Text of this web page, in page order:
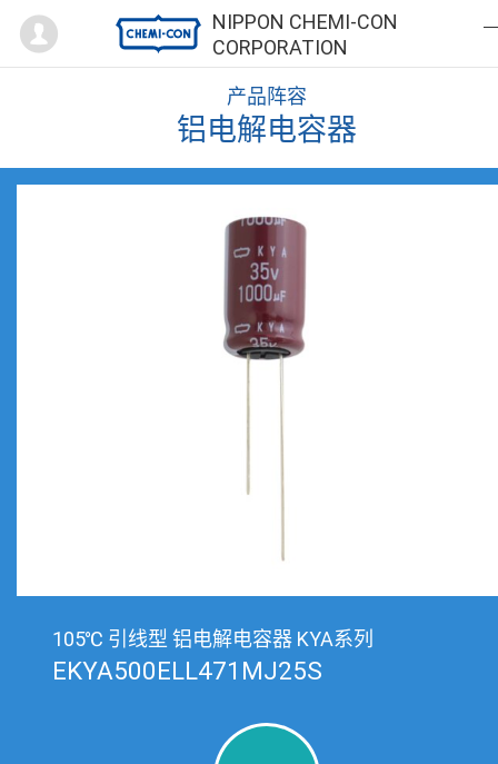
NIPPON CHEMI-CON
CORPORATION
Mypage
产品阵容
铝电解电容器
105℃ 引线型 铝电解电容器 KYA系列
EKYA500ELL471MJ25S